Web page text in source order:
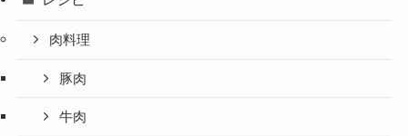
肉料理
豚肉
牛肉